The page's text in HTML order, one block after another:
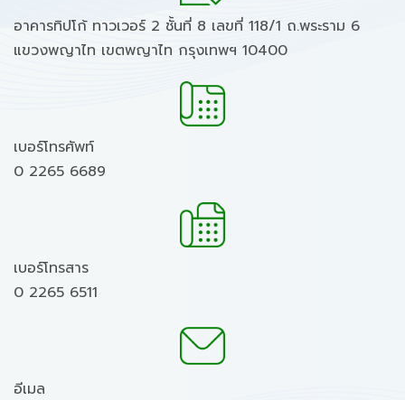
อาคารทิปโก้ ทาวเวอร์ 2 ชั้นที่ 8 เลขที่ 118/1 ถ.พระราม 6
แขวงพญาไท เขตพญาไท กรุงเทพฯ 10400
เบอร์โทรศัพท์
0 2265 6689
เบอร์โทรสาร
0 2265 6511
อีเมล